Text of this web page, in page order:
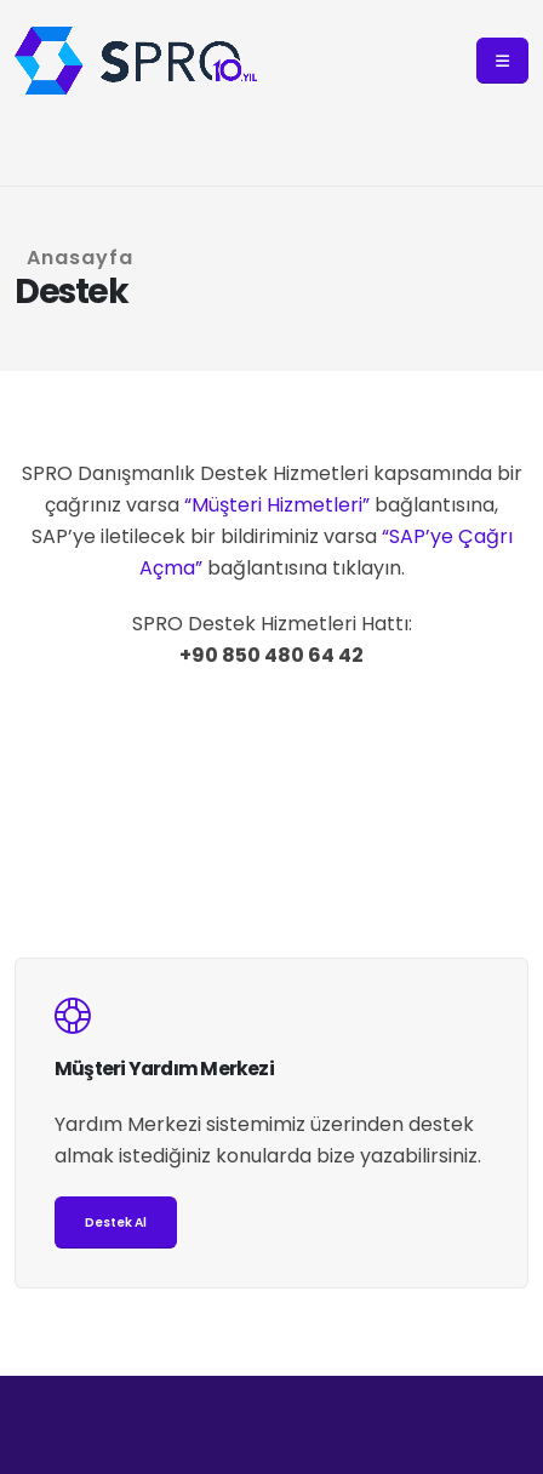
Destek
Anasayfa
SPRO Danışmanlık Destek Hizmetleri kapsamında bir
çağrınız varsa“Müşteri Hizmetleri” bağlantısına,
SAP’ye iletilecek bir bildiriminiz varsa“SAP’ye Çağrı
Açma”bağlantısına tıklayın.
SPRO Destek Hizmetleri Hattı:
+90 850 480 64 42
Müşteri Yardım Merkezi
Yardım Merkezi sistemimiz üzerinden destek
almak istediğiniz konularda bize yazabilirsiniz.
Destek Al